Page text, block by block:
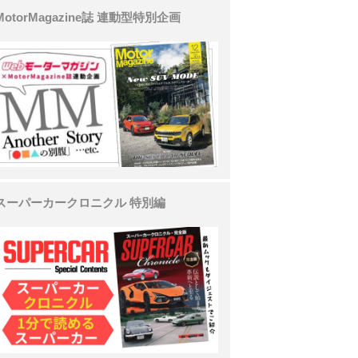
誌 連動型特別企画
ーパーカークロニクル 特別編